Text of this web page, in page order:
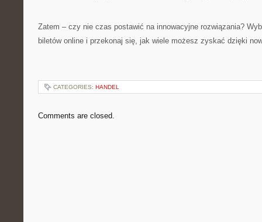
Zatem – czy nie czas postawić na innowacyjne rozwiązania?
biletów online i przekonaj się, jak wiele możesz zyskać dzięki
CATEGORIES: HANDEL
Comments are closed.